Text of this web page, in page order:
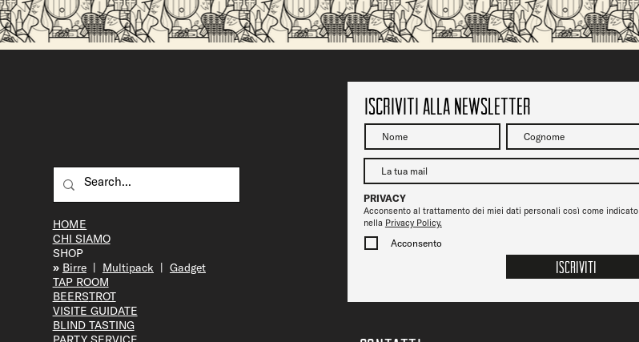
HOME
CHI SIAMO
SHOP
» Birre | Multipack | Gadget
TAP ROOM
BEERSTROT
VISITE GUIDATE
BLIND TASTING
Iscriviti alla newsletter
PRIVACY
Acconsento al trattamento dei miei dati personali così come indicato
nella Privacy Policy.
Acconsento
Iscriviti